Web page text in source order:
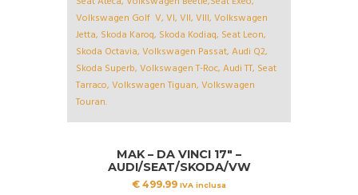
MAK – DA VINCI 17″ –
AUDI/SEAT/SKODA/VW
€ 499.99 IVA inclusa